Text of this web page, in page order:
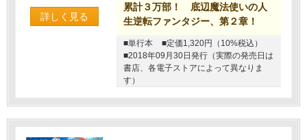
詳しく見る
累計３万部！ 底辺魔法使いの人
生逆転ファンタジー、第２章！
■単行本
■定価1,320円（10%税込）
■2018年09月30日発行（実際の発売日は
書店、各電子ストアによって異なりま
す）